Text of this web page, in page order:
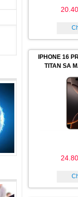
IPHONE 16
TITAN SA